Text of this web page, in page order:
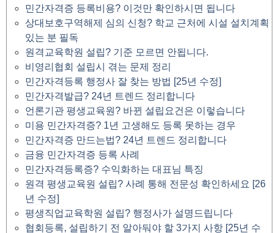
민간자격증 등록비용? 이것만 확인하시면 됩니다
상대보호구역해제 심의 신청? 학교 근처에 시설 설치계획
있는 분 필독
원격교육학원 설립? 기준 모르면 안됩니다.
비영리협회 설립시 겪는 문제 정리
민간자격등록 행정사 잘 찾는 방법 [25년 수정]
민간자격발급? 24년 트렌드 정리합니다
언론기관 평생교육원? 바뀐 설립요건은 이렇습니다
미용 민간자격증? 1년 고생해도 등록 못하는 경우
민간자격증 만드는법? 24년 트렌드 정리합니다
금융 민간자격증 등록 사례
민간자격등록증? 수익화하는 대표님 특징
원격 평생교육원 설립? 사례 통해 전문성 확인하세요 [26
년 수정]
평생직업교육학원 설립? 행정사가 설명드립니다
협회등록, 설립하기 전 알아둬야 할 3가지 사항 [25년 수